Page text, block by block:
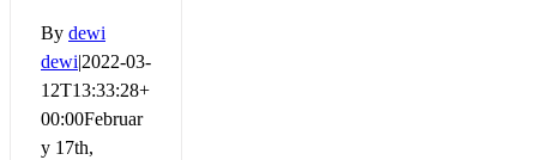
By dewi
dewi|2022-03-
12T13:33:28+
00:00Februar
y 17th,